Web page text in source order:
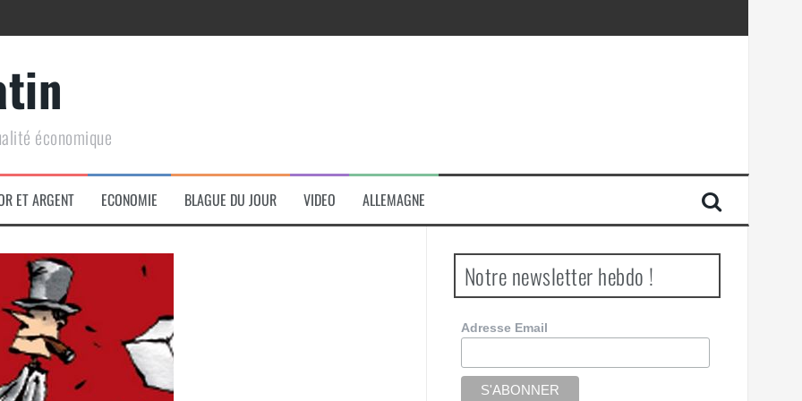
de conquête géopolitique massive
économique
ET ARGENT ECONOMIE BLAGUE DU JOUR VIDEO ALLEMAGNE
Notre newsletter hebdo !
Adresse Email